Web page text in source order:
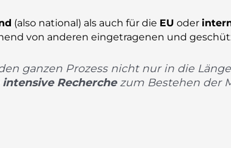
(also national) als auch für die EU oder
von anderen eingetragenen und
ganzen Prozess nicht nur in die
intensive Recherchezum Bestehen der